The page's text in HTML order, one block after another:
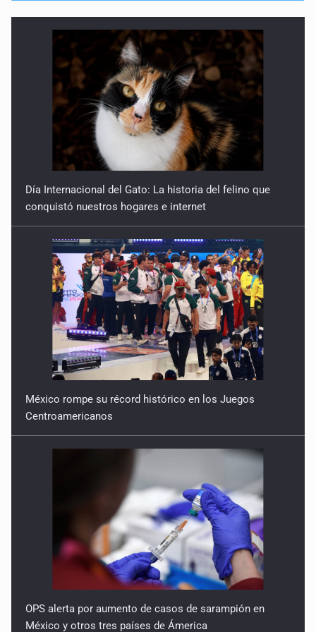
Día Internacional del Gato: La historia del felino que
conquistó nuestros hogares e internet
México rompe su récord histórico en los Juegos
Centroamericanos
OPS alerta por aumento de casos de sarampión en
México y otros tres países de Ámerica